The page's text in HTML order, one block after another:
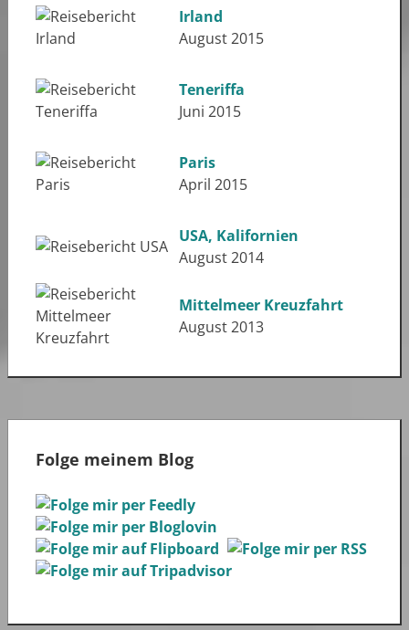
Irland
August 2015
Teneriffa
Juni 2015
Paris
April 2015
USA, Kalifornien
August 2014
Mittelmeer Kreuzfahrt
August 2013
Folge meinem Blog